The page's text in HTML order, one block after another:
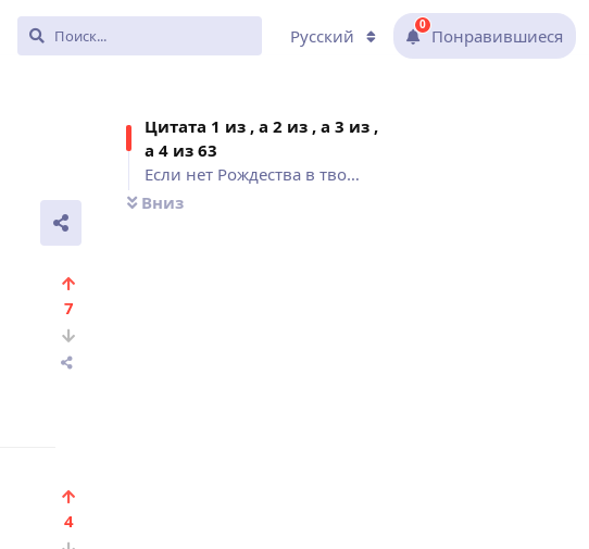
7
4
Цитата 1 из , а 2 из , а 3 из ,
а 4 из 63
Если нет Рождества в твоем..., Рождество — это время года,..., С точки зрения коммерции, если..., Один из самых великолепных бесп
Вниз
Русский
0
Понравившиеся